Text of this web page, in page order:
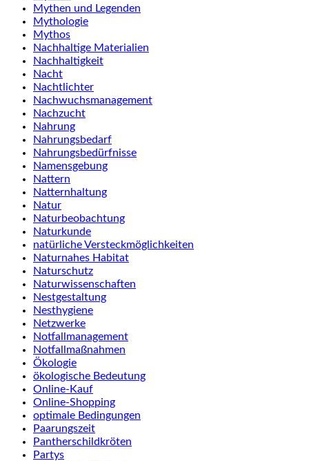
Mythen und Legenden
Mythologie
Mythos
Nachhaltige Materialien
Nachhaltigkeit
Nacht
Nachtlichter
Nachwuchsmanagement
Nachzucht
Nahrung
Nahrungsbedarf
Nahrungsbedürfnisse
Namensgebung
Nattern
Natternhaltung
Natur
Naturbeobachtung
Naturkunde
natürliche Versteckmöglichkeiten
Naturnahes Habitat
Naturschutz
Naturwissenschaften
Nestgestaltung
Nesthygiene
Netzwerke
Notfallmanagement
Notfallmaßnahmen
Ökologie
ökologische Bedeutung
Online-Kauf
Online-Shopping
optimale Bedingungen
Paarungszeit
Pantherschildkröten
Partys